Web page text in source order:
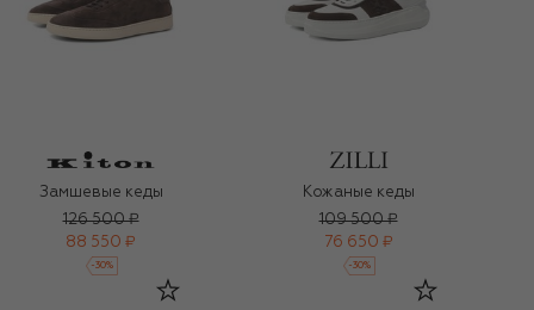
Замшевые кеды
126 500 ₽
88 550 ₽
-30%
Кожаные кеды
109 500 ₽
76 650 ₽
-30%